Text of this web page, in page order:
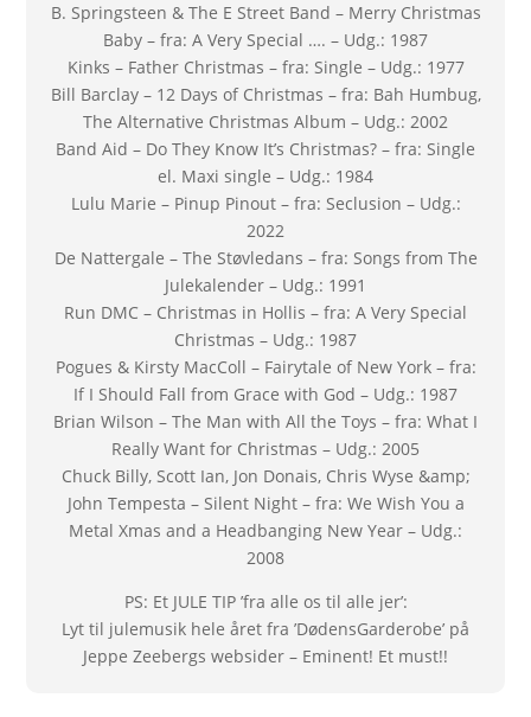
B. Springsteen & The E Street Band – Merry Christmas
Baby – fra: A Very Special …. – Udg.: 1987
Kinks – Father Christmas – fra: Single – Udg.: 1977
Bill Barclay – 12 Days of Christmas – fra: Bah Humbug,
The Alternative Christmas Album – Udg.: 2002
Band Aid – Do They Know It’s Christmas? – fra: Single
el. Maxi single – Udg.: 1984
Lulu Marie – Pinup Pinout – fra: Seclusion – Udg.:
2022
De Nattergale – The Støvledans – fra: Songs from The
Julekalender – Udg.: 1991
Run DMC – Christmas in Hollis – fra: A Very Special
Christmas – Udg.: 1987
Pogues & Kirsty MacColl – Fairytale of New York – fra:
If I Should Fall from Grace with God – Udg.: 1987
Brian Wilson – The Man with All the Toys – fra: What I
Really Want for Christmas – Udg.: 2005
Chuck Billy, Scott Ian, Jon Donais, Chris Wyse &amp;
John Tempesta – Silent Night – fra: We Wish You a
Metal Xmas and a Headbanging New Year – Udg.:
2008
PS: Et JULE TIP ’fra alle os til alle jer’:
Lyt til julemusik hele året fra ’DødensGarderobe’ på
Jeppe Zeebergs websider – Eminent! Et must!!